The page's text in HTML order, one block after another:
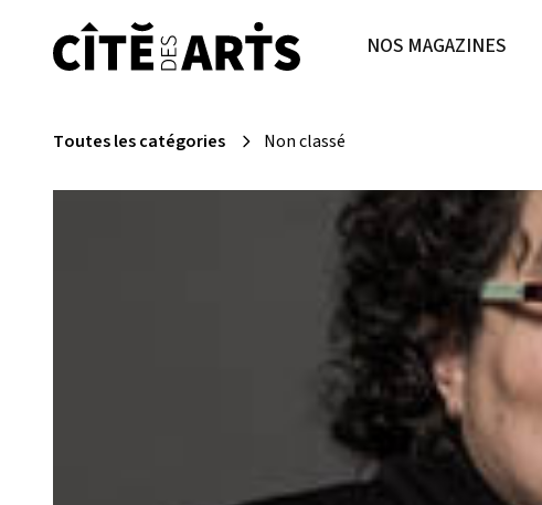
NOS MAGAZINES
Toutes les catégories Non classé